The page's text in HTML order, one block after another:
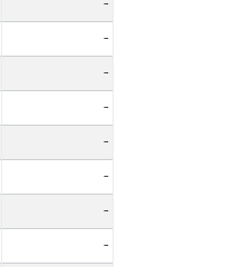
-
-
-
-
-
-
-